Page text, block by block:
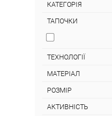
АКТИВНІСТЬ
РОЗМІР
МАТЕРІАЛ
ТЕХНОЛОГІЇ
ТАПОЧКИ
КАТЕГОРІЯ